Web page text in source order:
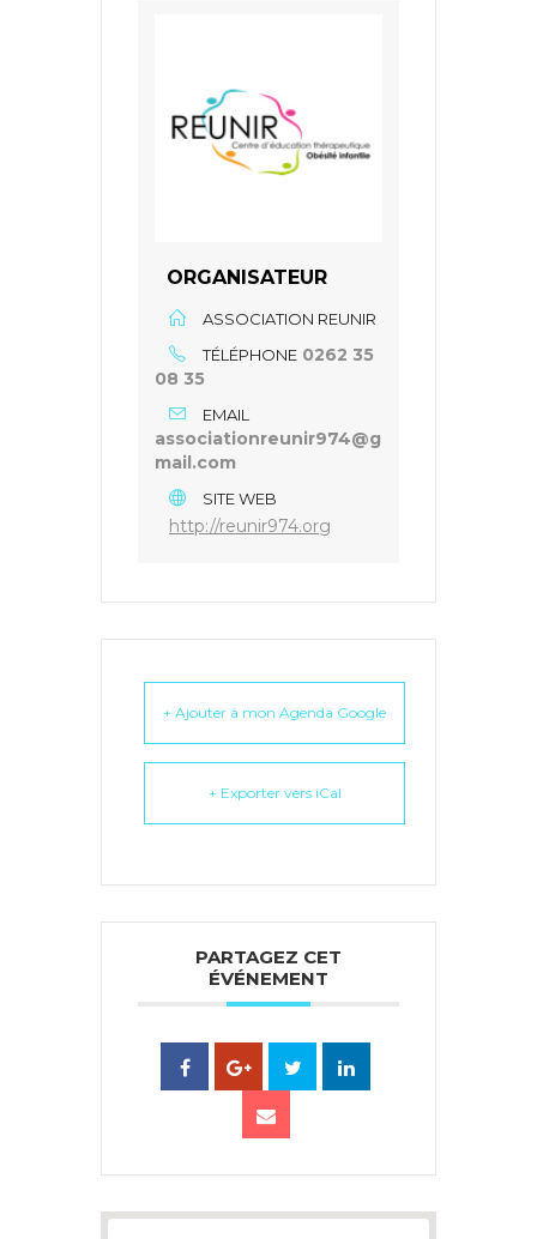
ORGANISATEUR
ASSOCIATION REUNIR
TÉLÉPHONE 0262 35
08 35
EMAIL
associationreunir974@g
mail.com
SITE WEB
http://reunir974.org
+ Ajouter à mon Agenda Google
+ Exporter vers iCal
PARTAGEZ CET
ÉVÉNEMENT